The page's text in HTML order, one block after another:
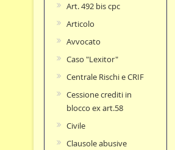
Art. 492 bis cpc
Articolo
Avvocato
Caso "Lexitor"
Centrale Rischi e CRIF
Cessione crediti in
blocco ex art.58
Civile
Clausole abusive